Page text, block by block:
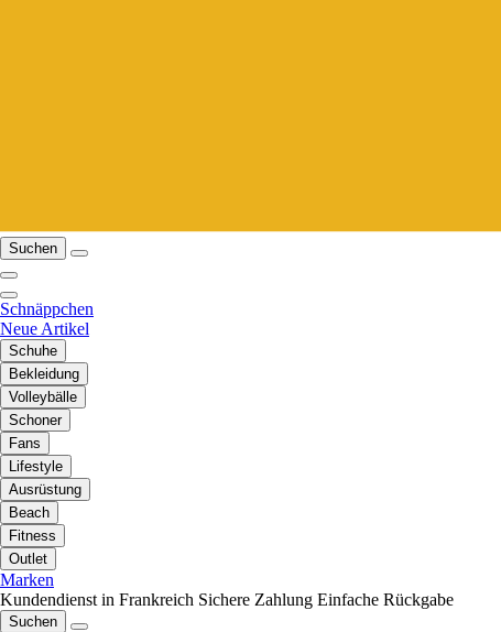
Suchen
Schnäppchen
Neue Artikel
Schuhe
Bekleidung
Volleybälle
Schoner
Fans
Lifestyle
Ausrüstung
Beach
Fitness
Outlet
Marken
Kundendienst in Frankreich Sichere Zahlung Einfache Rückgabe
Suchen